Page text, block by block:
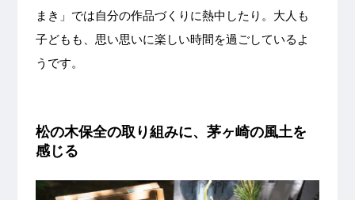
まき」では自分の作品づくりに熱中したり。大人も
子どもも、思い思いに楽しい時間を過ごしているよ
うです。
松の木保全の取り組みに、茅ヶ崎の風土を
感じる